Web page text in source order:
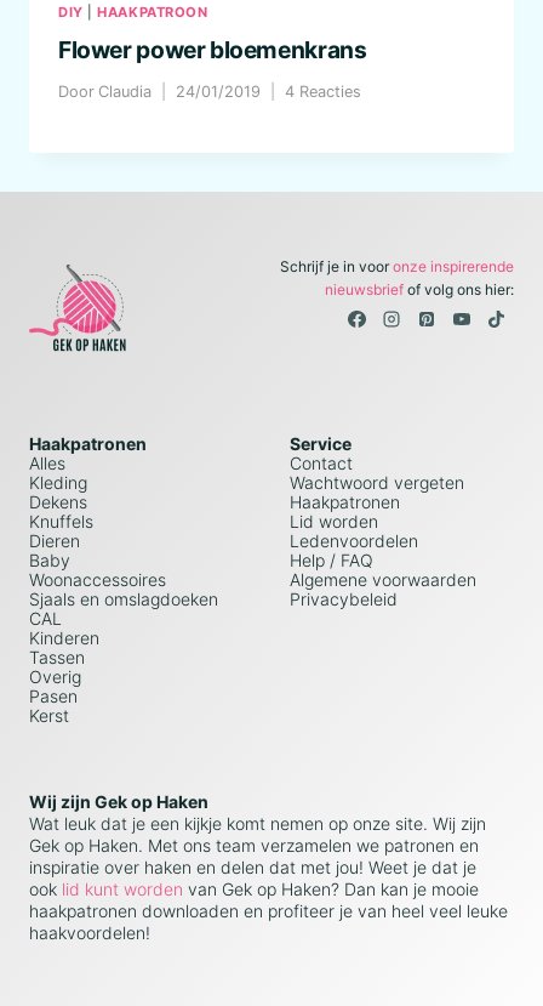
DIY |HAAKPATROON
Flower power bloemenkrans
Door Claudia 24/01/2019 4 Reacties
Schrijf je in vooronze inspirerende
nieuwsbriefof volg ons hier:
Haakpatronen
Alles
Kleding
Dekens
Knuffels
Dieren
Baby
Woonaccessoires
Sjaals en omslagdoeken
CAL
Kinderen
Tassen
Overig
Pasen
Kerst
Service
Contact
Wachtwoord vergeten
Haakpatronen
Lid worden
Ledenvoordelen
Help / FAQ
Algemene voorwaarden
Privacybeleid
Wij zijn Gek op Haken
Wat leuk dat je een kijkje komt nemen op onze site. Wij zijn
Gek op Haken. Met ons team verzamelen we patronen en
inspiratie over haken en delen dat met jou! Weet je dat je
ook lid kunt worden van Gek op Haken? Dan kan je mooie
haakpatronen downloaden en profiteer je van heel veel leuke
haakvoordelen!